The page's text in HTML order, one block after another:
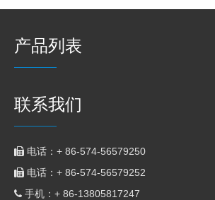
产品列表
联系我们
 电话：+ 86-574-56579250
 电话：+ 86-574-56579252
 手机：+ 86-13805817247